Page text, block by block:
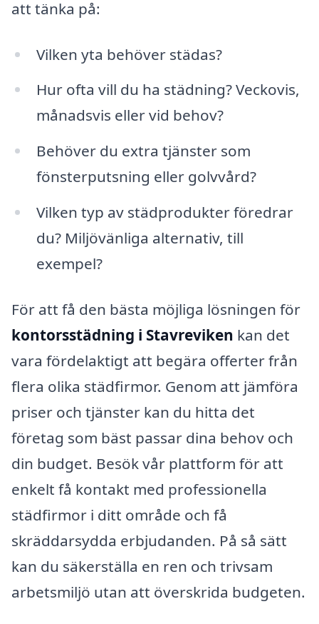
att tänka på:
Vilken yta behöver städas?
Hur ofta vill du ha städning? Veckovis,
månadsvis eller vid behov?
Behöver du extra tjänster som
fönsterputsning eller golvvård?
Vilken typ av städprodukter föredrar
du? Miljövänliga alternativ, till
exempel?
För att få den bästa möjliga lösningen för
kontorsstädning i Stavreviken kan det
vara fördelaktigt att begära offerter från
flera olika städfirmor. Genom att jämföra
priser och tjänster kan du hitta det
företag som bäst passar dina behov och
din budget. Besök vår plattform för att
enkelt få kontakt med professionella
städfirmor i ditt område och få
skräddarsydda erbjudanden. På så sätt
kan du säkerställa en ren och trivsam
arbetsmiljö utan att överskrida budgeten.